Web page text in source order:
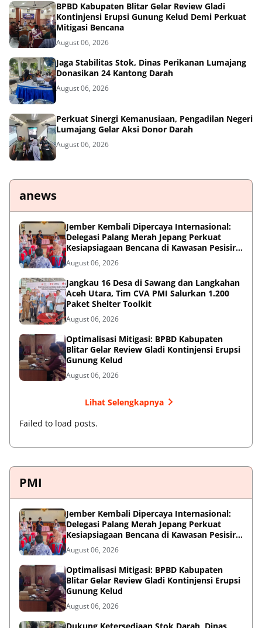
BPBD Kabupaten Blitar Gelar Review Gladi
Kontinjensi Erupsi Gunung Kelud Demi Perkuat
Mitigasi Bencana
August 06, 2026
Jaga Stabilitas Stok, Dinas Perikanan Lumajang
Donasikan 24 Kantong Darah
August 06, 2026
Perkuat Sinergi Kemanusiaan, Pengadilan Negeri
Lumajang Gelar Aksi Donor Darah
August 06, 2026
anews
Jember Kembali Dipercaya Internasional:
Delegasi Palang Merah Jepang Perkuat
Kesiapsiagaan Bencana di Kawasan Pesisir
dan Sekolah
August 06, 2026
Jangkau 16 Desa di Sawang dan Langkahan
Aceh Utara, Tim CVA PMI Salurkan 1.200
Paket Shelter Toolkit
August 06, 2026
Optimalisasi Mitigasi: BPBD Kabupaten
Blitar Gelar Review Gladi Kontinjensi Erupsi
Gunung Kelud
August 06, 2026
Lihat Selengkapnya
Failed to load posts.
PMI
Jember Kembali Dipercaya Internasional:
Delegasi Palang Merah Jepang Perkuat
Kesiapsiagaan Bencana di Kawasan Pesisir
dan Sekolah
August 06, 2026
Optimalisasi Mitigasi: BPBD Kabupaten
Blitar Gelar Review Gladi Kontinjensi Erupsi
Gunung Kelud
August 06, 2026